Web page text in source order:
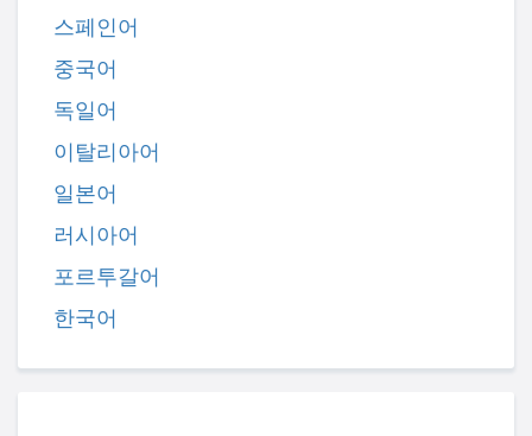
스페인어
중국어
독일어
이탈리아어
일본어
러시아어
포르투갈어
한국어